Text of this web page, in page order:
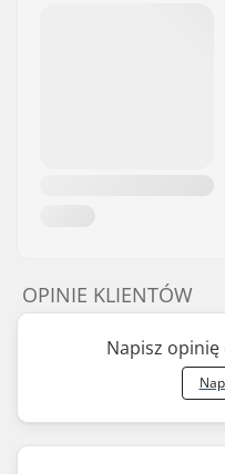
OPINIE KLIENTÓW
Napisz